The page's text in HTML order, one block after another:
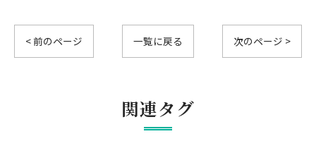
< 前のページ 一覧に戻る 次のページ >
関連タグ